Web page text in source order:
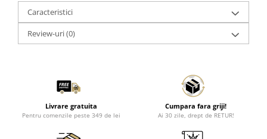
Caracteristici
Review-uri(0)
Livrare gratuita
Pentru comenzile peste 349 de lei
Cumpara fara griji!
Ai 30 zile, drept de RETUR!